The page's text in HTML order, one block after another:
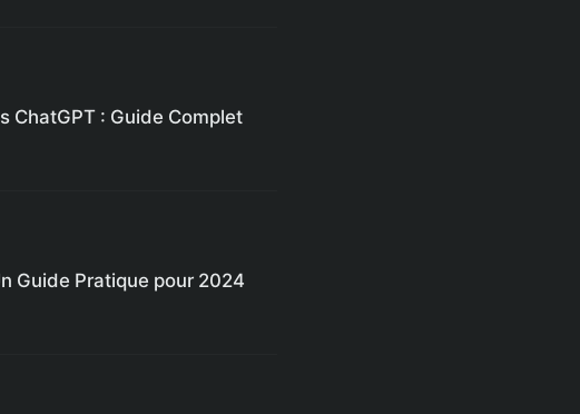
ChatGPT : Guide Complet
Guide Pratique pour 2024